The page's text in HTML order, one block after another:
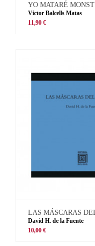
YO MATARÉ
Víctor Balcells Matas
11,90 €
LAS MÁSCARAS
David H. de la Fuente
10,00 €